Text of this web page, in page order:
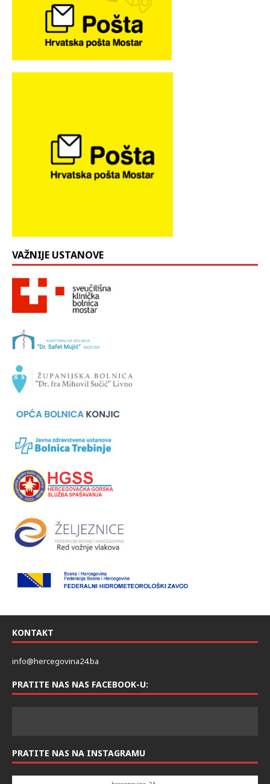
VAŽNIJE USTANOVE
KONTAKT
info@hercegovina24.ba
PRATITE NAS NAS FACEBOOK-U:
PRATITE NAS NA INSTAGRAMU